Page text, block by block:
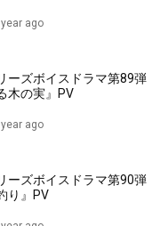
？
ago
ーズボイスドラマ第89弾
木の実』PV
ago
ーズボイスドラマ第90弾
り』PV